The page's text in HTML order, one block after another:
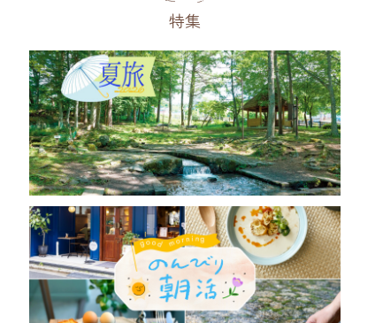
名所・旧跡 温泉・スパ その他施設 ごはん
特集